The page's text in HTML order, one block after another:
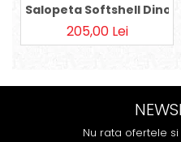
Salopeta Softshell Dino
205,00 Lei
Nu rata ofertele